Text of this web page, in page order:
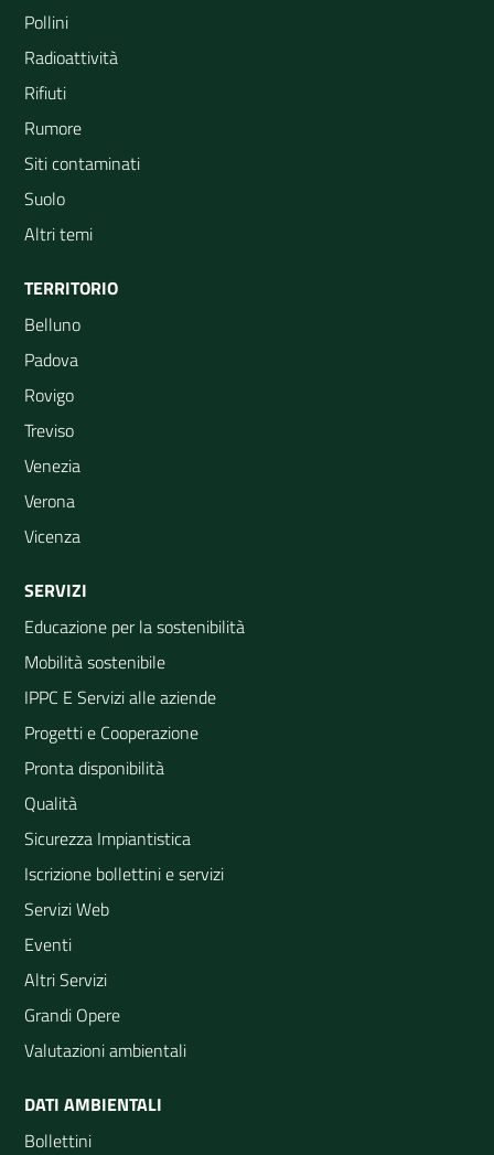
Pollini
Radioattività
Rifiuti
Rumore
Siti contaminati
Suolo
Altri temi
TERRITORIO
Belluno
Padova
Rovigo
Treviso
Venezia
Verona
Vicenza
SERVIZI
Educazione per la sostenibilità
Mobilità sostenibile
IPPC E Servizi alle aziende
Progetti e Cooperazione
Pronta disponibilità
Qualità
Sicurezza Impiantistica
Iscrizione bollettini e servizi
Servizi Web
Eventi
Altri Servizi
Grandi Opere
Valutazioni ambientali
DATI AMBIENTALI
Bollettini